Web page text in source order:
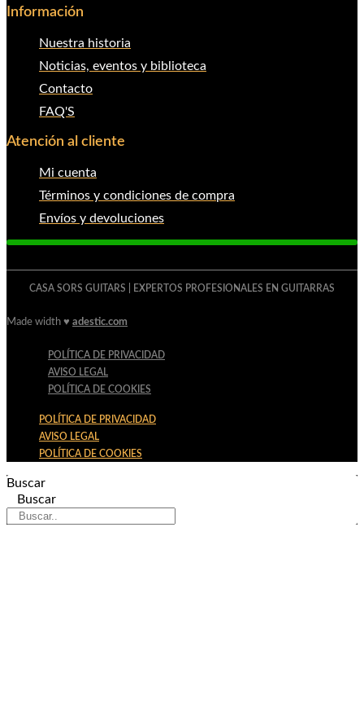
Información
Nuestra historia
Noticias, eventos y biblioteca
Contacto
FAQ'S
Atención al cliente
Mi cuenta
Términos y condiciones de compra
Envíos y devoluciones
CASA SORS GUITARS | EXPERTOS PROFESIONALES EN GUITARRAS
Made width ♥ adestic.com
POLÍTICA DE PRIVACIDAD
AVISO LEGAL
POLÍTICA DE COOKIES
POLÍTICA DE PRIVACIDAD
AVISO LEGAL
POLÍTICA DE COOKIES
Buscar
Buscar